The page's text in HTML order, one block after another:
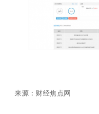
来源：财经焦点网